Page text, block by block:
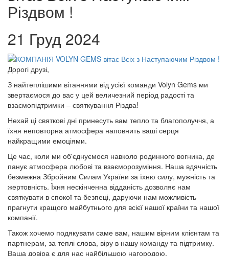
Різдвом !
21 Груд 2024
Дорогі друзі,
З найтеплішими вітаннями від усієї команди Volyn Gems ми
звертаємося до вас у цей величезний період радості та
взаємопідтримки – святкування Різдва!
Нехай ці святкові дні принесуть вам тепло та благополуччя, а
їхня неповторна атмосфера наповнить ваші серця
найкращими емоціями.
Це час, коли ми об'єднуємося навколо родинного вогника, де
панує атмосфера любові та взаєморозуміння. Наша вдячність
безмежна Збройним Силам України за їхню силу, мужність та
жертовність. Їхня нескінченна відданість дозволяє нам
святкувати в спокої та безпеці, даруючи нам можливість
прагнути кращого майбутнього для всієї нашої країни та нашої
компанії.
Також хочемо подякувати саме вам, нашим вірним клієнтам та
партнерам, за теплі слова, віру в нашу команду та підтримку.
Ваша довіра є для нас найбільшою нагородою.